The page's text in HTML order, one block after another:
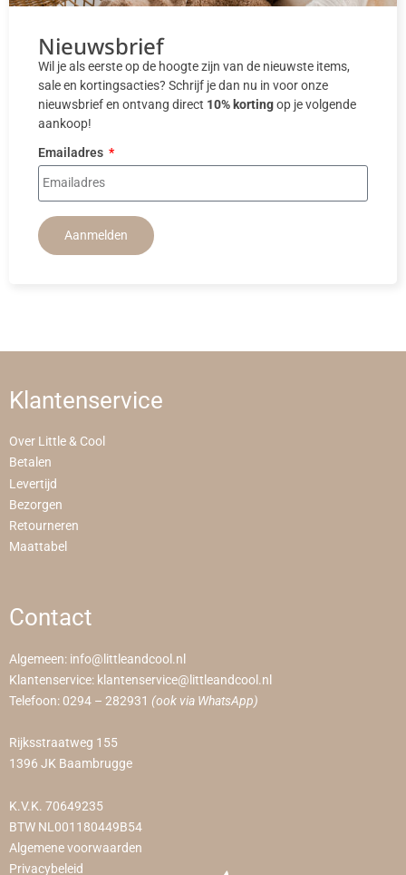
Nieuwsbrief
Wil je als eerste op de hoogte zijn van de nieuwste items,
sale en kortingsacties? Schrijf je dan nu in voor onze
nieuwsbrief en ontvang direct 10% kortingop je volgende
aankoop!
Emailadres
Aanmelden
Klantenservice
Over Little & Cool
Betalen
Levertijd
Bezorgen
Retourneren
Maattabel
Contact
Algemeen: info@littleandcool.nl
Klantenservice: klantenservice@littleandcool.nl
Telefoon: 0294 – 282931 (ook via WhatsApp)
Rijksstraatweg 155
1396 JK Baambrugge
K.V.K. 70649235
BTW NL001180449B54
Algemene voorwaarden
Privacybeleid